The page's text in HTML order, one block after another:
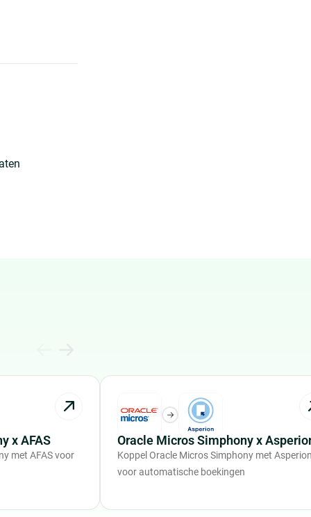
x AFAS
met AFAS voor
Oracle Micros Simphony x
Koppel Oracle Micros Simphony met
voor automatische boekingen